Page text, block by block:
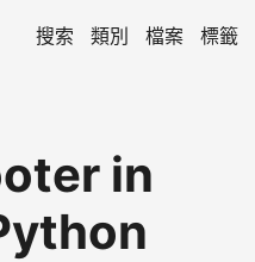
搜索 類別 檔案 標籤
in